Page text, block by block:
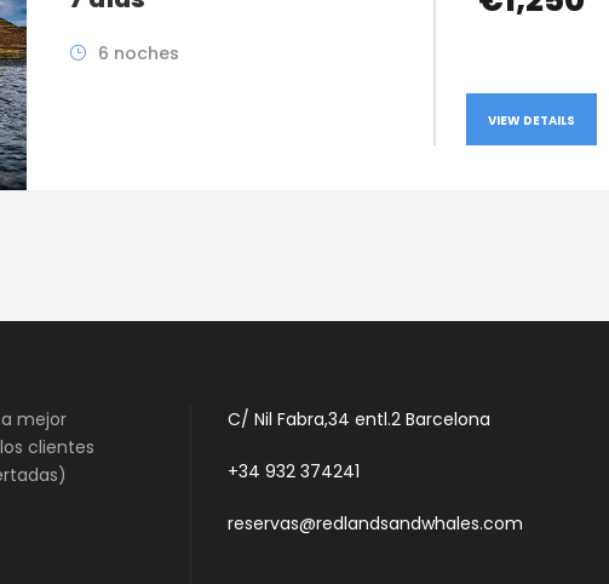
6 noches
VIEW DETAILS
mejor
clientes
C/ Nil Fabra,34 entl.2 Barcelona
+34 932 374241
reservas@redlandsandwhales.com